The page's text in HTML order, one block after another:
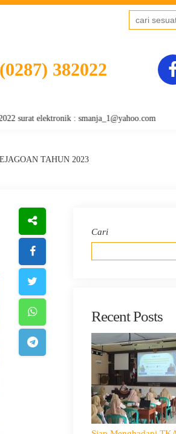
(0287) 382022
elektronik : smanja_1@yahoo.com
TAHUN 2023
Cari
Recent Posts